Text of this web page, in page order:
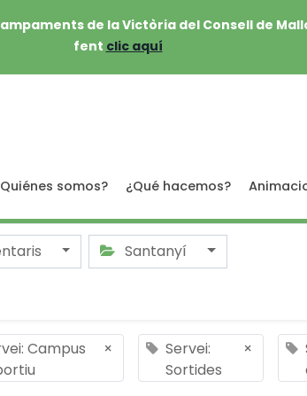
de la Victòria del Consell de
fent clic aquí
somos? ¿Qué hacemos?
Santanyí
Campus
×
Servei:
Sortides
×